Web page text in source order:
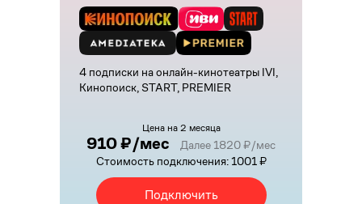
4 подписки на онлайн-кинотеатры IVI,
Кинопоиск, START, PREMIER
Цена на 2 месяца
910 ₽/мес
Далее 1820 ₽/мес
Стоимость подключения: 1001 ₽
Подключить